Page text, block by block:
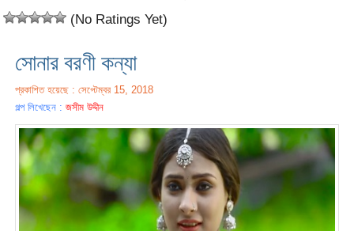
(No Ratings Yet)
সোনার বরণী কন্যা
প্রকাশিত হয়েছে : সেপ্টেম্বর 15, 2018
গল্প লিখেছেন :জসীম উদ্দীন